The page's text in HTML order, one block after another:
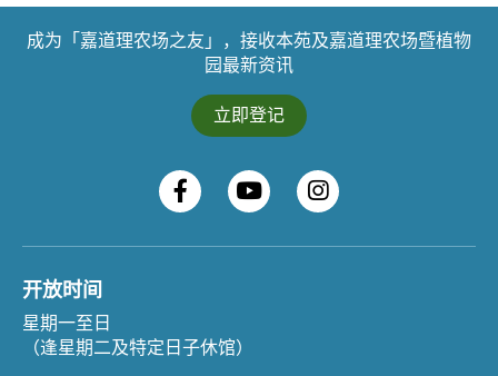
成为「嘉道理农场之友」，接收本苑及嘉道理农场暨植物
园最新资讯
立即登记
开放时间
星期一至日
（逢星期二及特定日子休馆）